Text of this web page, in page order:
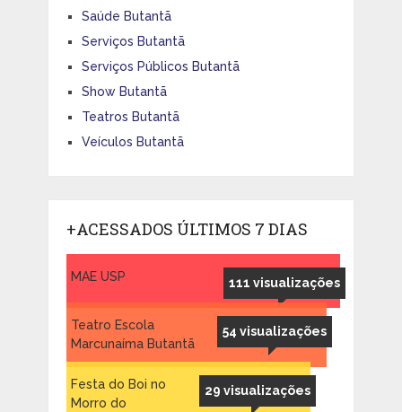
Saúde Butantã
Serviços Butantã
Serviços Públicos Butantã
Show Butantã
Teatros Butantã
Veículos Butantã
+ACESSADOS ÚLTIMOS 7 DIAS
111 visualizações
MAE USP
54 visualizações
Teatro Escola
Marcunaíma Butantã
29 visualizações
Festa do Boi no
Morro do